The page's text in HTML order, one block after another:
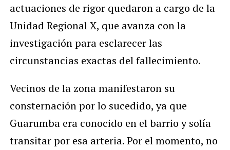
actuaciones de rigor quedaron a cargo de la
Unidad Regional X, que avanza con la
investigación para esclarecer las
circunstancias exactas del fallecimiento.
Vecinos de la zona manifestaron su
consternación por lo sucedido, ya que
Guarumba era conocido en el barrio y solía
transitar por esa arteria. Por el momento, no